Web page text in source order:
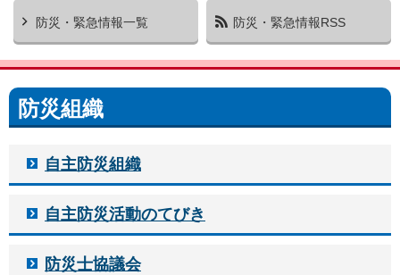
防災・緊急情報一覧 防災・緊急情報RSS
防災組織
自主防災組織
自主防災活動のてびき
防災士協議会